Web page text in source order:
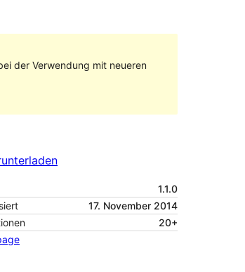
der Verwendung mit neueren
1.1.0
17. November 2014
20+